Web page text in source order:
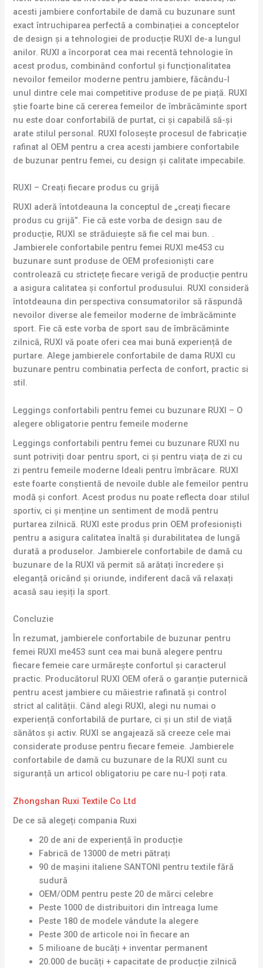
acesti jambiere confortabile de damă cu buzunare sunt
exact întruchiparea perfectă a combinației a conceptelor
de design și a tehnologiei de producție RUXI de-a lungul
anilor. RUXI a încorporat cea mai recentă tehnologie în
acest produs, combinând confortul și funcționalitatea
nevoilor femeilor moderne pentru jambiere, făcându-l
unul dintre cele mai competitive produse de pe piață. RUXI
știe foarte bine că cererea femeilor de îmbrăcăminte sport
nu este doar confortabilă de purtat, ci și capabilă să-și
arate stilul personal. RUXI folosește procesul de fabricație
rafinat al OEM pentru a crea acesti jambiere confortabile
de buzunar pentru femei, cu design și calitate impecabile.
RUXI – Creați fiecare produs cu grijă
RUXI aderă întotdeauna la conceptul de „creați fiecare
produs cu grijă”. Fie că este vorba de design sau de
producție, RUXI se străduiește să fie cel mai bun. .
Jambierele confortabile pentru femei RUXI me453 cu
buzunare sunt produse de OEM profesioniști care
controlează cu strictețe fiecare verigă de producție pentru
a asigura calitatea și confortul produsului. RUXI consideră
întotdeauna din perspectiva consumatorilor să răspundă
nevoilor diverse ale femeilor moderne de îmbrăcăminte
sport. Fie că este vorba de sport sau de îmbrăcăminte
zilnică, RUXI vă poate oferi cea mai bună experiență de
purtare. Alege jambierele confortabile de dama RUXI cu
buzunare pentru combinatia perfecta de confort, practic si
stil.
Leggings confortabili pentru femei cu buzunare RUXI – O
alegere obligatorie pentru femeile moderne
Leggings confortabili pentru femei cu buzunare RUXI nu
sunt potriviți doar pentru sport, ci și pentru viața de zi cu
zi pentru femeile moderne Ideali pentru îmbrăcare. RUXI
este foarte conștientă de nevoile duble ale femeilor pentru
modă și confort. Acest produs nu poate reflecta doar stilul
sportiv, ci și menține un sentiment de modă pentru
purtarea zilnică. RUXI este produs prin OEM profesioniști
pentru a asigura calitatea înaltă și durabilitatea de lungă
durată a produselor. Jambierele confortabile de damă cu
buzunare de la RUXI vă permit să arătați încredere și
eleganță oricând și oriunde, indiferent dacă vă relaxați
acasă sau ieșiți la sport.
Concluzie
În rezumat, jambierele confortabile de buzunar pentru
femei RUXI me453 sunt cea mai bună alegere pentru
fiecare femeie care urmărește confortul și caracterul
practic. Producătorul RUXI OEM oferă o garanție puternică
pentru acest jambiere cu măiestrie rafinată și control
strict al calității. Când alegi RUXI, alegi nu numai o
experiență confortabilă de purtare, ci și un stil de viață
sănătos și activ. RUXI se angajează să creeze cele mai
considerate produse pentru fiecare femeie. Jambierele
confortabile de damă cu buzunare de la RUXI sunt cu
siguranță un articol obligatoriu pe care nu-l poți rata.
Zhongshan Ruxi Textile Co Ltd
De ce să alegeți compania Ruxi
20 de ani de experiență în producție
Fabrică de 13000 de metri pătrați
90 de mașini italiene SANTONI pentru textile fără
sudură
OEM/ODM pentru peste 20 de mărci celebre
Peste 1000 de distribuitori din întreaga lume
Peste 180 de modele vândute la alegere
Peste 300 de articole noi în fiecare an
5 milioane de bucăți + inventar permanent
20.000 de bucăți + capacitate de producție zilnică